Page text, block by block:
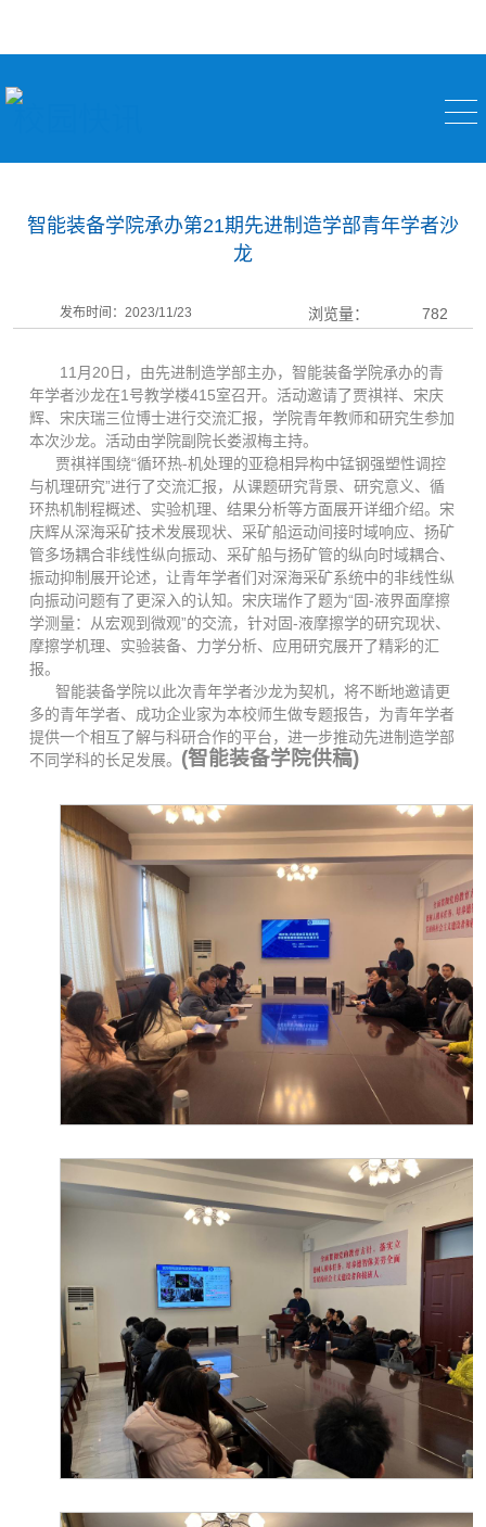
智能装备学院承办第21期先进制造学部青年学者沙
龙
发布时间：2023/11/23 浏览量： 782
11月20日，由先进制造学部主办，智能装备学院承办的青
年学者沙龙在1号教学楼415室召开。活动邀请了贾祺祥、宋庆
辉、宋庆瑞三位博士进行交流汇报，学院青年教师和研究生参加
本次沙龙。活动由学院副院长娄淑梅主持。
贾祺祥围绕“循环热-机处理的亚稳相异构中锰钢强塑性调控
与机理研究”进行了交流汇报，从课题研究背景、研究意义、循
环热机制程概述、实验机理、结果分析等方面展开详细介绍。宋
庆辉从深海采矿技术发展现状、采矿船运动间接时域响应、扬矿
管多场耦合非线性纵向振动、采矿船与扬矿管的纵向时域耦合、
振动抑制展开论述，让青年学者们对深海采矿系统中的非线性纵
向振动问题有了更深入的认知。宋庆瑞作了题为“固-液界面摩擦
学测量：从宏观到微观”的交流，针对固-液摩擦学的研究现状、
摩擦学机理、实验装备、力学分析、应用研究展开了精彩的汇
报。
智能装备学院以此次青年学者沙龙为契机，将不断地邀请更
多的青年学者、成功企业家为本校师生做专题报告，为青年学者
提供一个相互了解与科研合作的平台，进一步推动先进制造学部
不同学科的长足发展。 (智能装备学院供稿)